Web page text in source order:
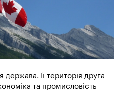
держава. Її територія друга
та промисловість